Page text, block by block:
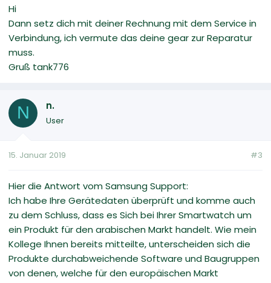
Hi
Dann setz dich mit deiner Rechnung mit dem Service in
Verbindung, ich vermute das deine gear zur Reparatur
muss.
Gruß tank776
N n.
User
15. Januar 2019 #3
Hier die Antwort vom Samsung Support:
Ich habe Ihre Gerätedaten überprüft und komme auch
zu dem Schluss, dass es Sich bei Ihrer Smartwatch um
ein Produkt für den arabischen Markt handelt. Wie mein
Kollege Ihnen bereits mitteilte, unterscheiden sich die
Produkte durchabweichende Software und Baugruppen
von denen, welche für den europäischen Markt